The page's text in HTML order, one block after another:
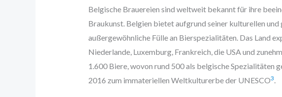
Belgische Brauereien sind weltweit bekannt für ihre
Braukunst. Belgien bietet aufgrund seiner kulturellen
außergewöhnliche Fülle an Bierspezialitäten. Das Land
Niederlande, Luxemburg, Frankreich, die USA und
1.600 Biere, wovon rund 500 als belgische Spezialitäten
2016 zum immateriellen Weltkulturerbe der UNESCO3